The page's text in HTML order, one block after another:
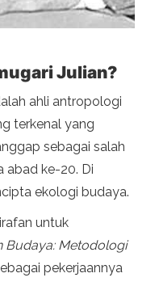
Julian?
ahli antropologi
terkenal yang
sebagai salah
abad ke-20. Di
ekologi budaya.
untuk
Budaya: Metodologi
pekerjaannya